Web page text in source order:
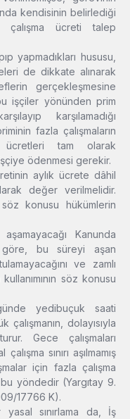
kendisinin belirlediği
çalışma ücreti talep
yapmadıkları hususu,
de dikkate alınarak
gerçekleşmesine
işçiler yönünden prim
karşılamadığı
fazla çalışmaların
ücretleri tam olarak
ödenmesi gerekir.
aylık ücrete dâhil
değer verilmelidir.
konusu hükümlerin
Kanunda
göre, bu süreyi aşan
ve zamlı
söz konusu
yedibuçuk saati
dolayısıyla
Gece çalışmaları
sınırı aşılmamış
için fazla çalışma
yöndedir (Yargıtay 9.
17766 K).
sınırlama da, İş